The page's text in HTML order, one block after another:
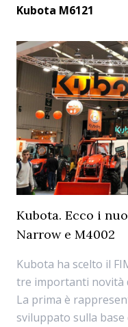
Kubota M6121
Kubota. Ecco i
Narrow e M4002
Kubota ha scelto il
tre importanti novità
La prima è
sviluppato sulla